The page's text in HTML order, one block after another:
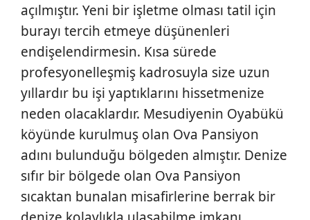
açılmıştır. Yeni bir işletme olması tatil için
burayı tercih etmeye düşünenleri
endişelendirmesin. Kısa sürede
profesyonelleşmiş kadrosuyla size uzun
yıllardır bu işi yaptıklarını hissetmenize
neden olacaklardır. Mesudiyenin Oyabükü
köyünde kurulmuş olan Ova Pansiyon
adını bulunduğu bölgeden almıştır. Denize
sıfır bir bölgede olan Ova Pansiyon
sıcaktan bunalan misafirlerine berrak bir